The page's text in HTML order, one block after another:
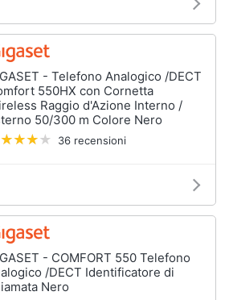
- Telefono Analogico /DECT
550HX con Cornetta
Raggio d'Azione Interno /
50/300 m Colore Nero
36 recensioni
- COMFORT 550 Telefono
/DECT Identificatore di
Nero